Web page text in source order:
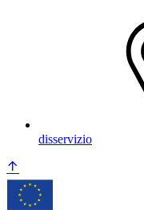
disservizio